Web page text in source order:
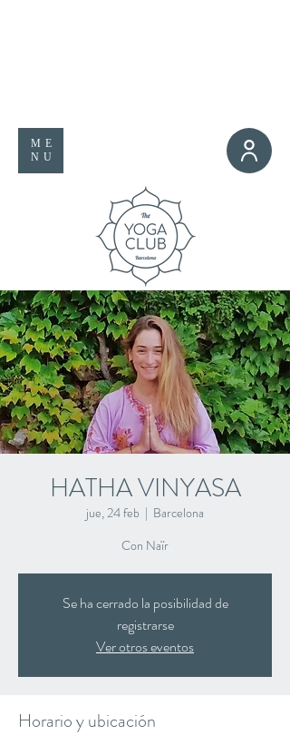
ME
NU
HATHA VINYASA
jue, 24 feb
  |
Barcelona
Con Naïr
Se ha cerrado la posibilidad de
registrarse
Ver otros eventos
Horario y ubicación